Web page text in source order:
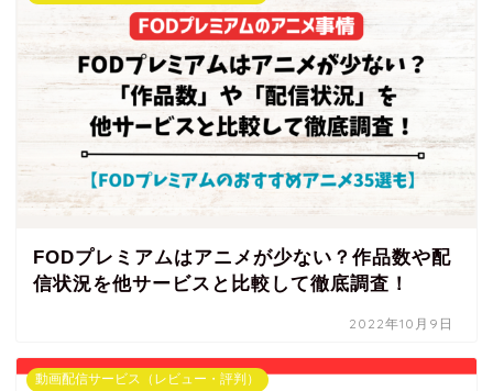
FODプレミアムはアニメが少ない？作品数や配
信状況を他サービスと比較して徹底調査！
2022年10月9日
動画配信サービス（レビュー・評判）